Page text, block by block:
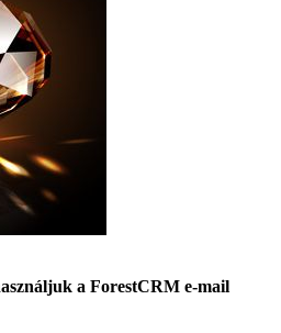
a ForestCRM e-mail